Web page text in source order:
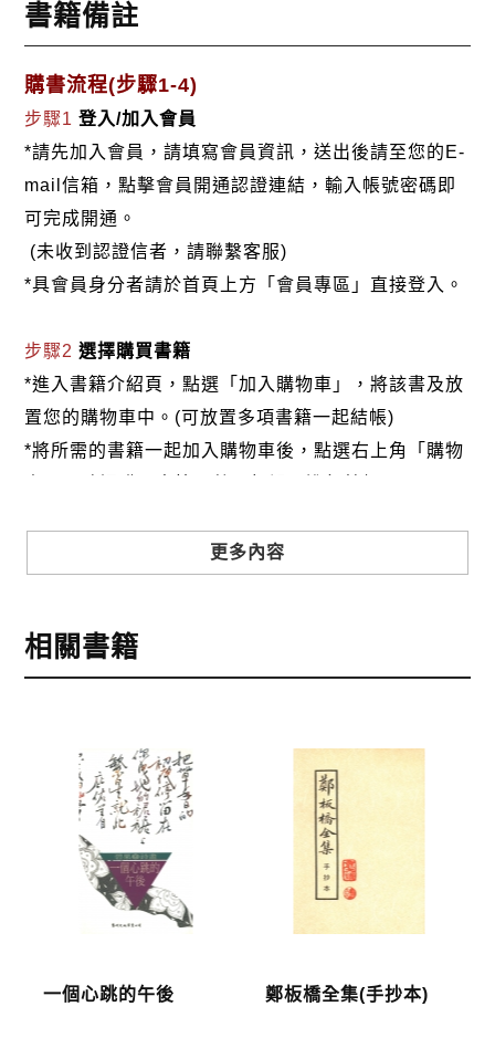
書籍備註
購書流程(步驟1-4)
步驟1登入/加入會員
*請先加入會員，請填寫會員資訊，送出後請至您的E-
mail信箱，點擊會員開通認證連結，輸入帳號密碼即
可完成開通。
(未收到認證信者，請聯繫客服)
*具會員身分者請於首頁上方「會員專區」直接登入。
步驟2選擇購買書籍
*進入書籍介紹頁，點選「加入購物車」，將該書及放
置您的購物車中。(可放置多項書籍一起結帳)
*將所需的書籍一起加入購物車後，點選右上角「購物
2.銀行轉帳:選擇銀行轉帳時，請填寫您的銀行帳號後
五碼，並於三日內完成匯款，以利核銷作業。
劃撥單，匯款者大名請填寫跟訂購者大名一致，以利
核銷作業。
完成訂購
訂購完成後，可至會員專區查詢「我的訂單」，查詢
訂單處理的狀態。
運費說明:
更多內容
相關書籍
一個心跳的午後 鄭板橋全集(手抄本)